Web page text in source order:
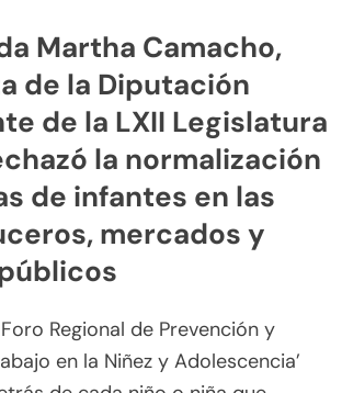
Martha Camacho,
de la Diputación
de la LXII Legislatura
la normalización
de infantes en las
mercados y
Regional de Prevención y
en la Niñez y Adolescencia’